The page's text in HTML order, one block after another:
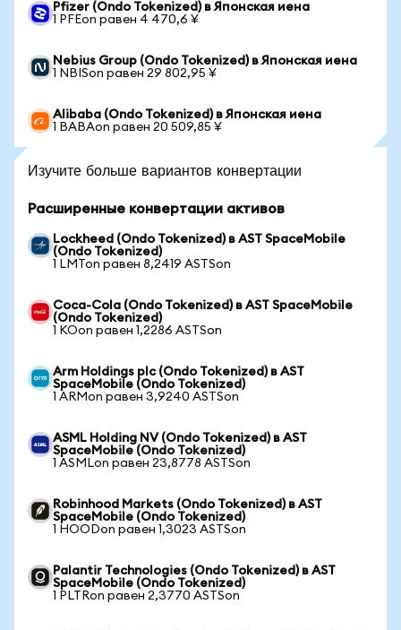
Pfizer (Ondo Tokenized) в Японская иена
1 PFEon равен 4 470,6 ¥
Nebius Group (Ondo Tokenized) в Японская иена
1 NBISon равен 29 802,95 ¥
Alibaba (Ondo Tokenized) в Японская иена
1 BABAon равен 20 509,85 ¥
Изучите больше вариантов конвертации
Расширенные конвертации активов
Lockheed (Ondo Tokenized) в AST SpaceMobile
(Ondo Tokenized)
1 LMTon равен 8,2419 ASTSon
Coca-Cola (Ondo Tokenized) в AST SpaceMobile
(Ondo Tokenized)
1 KOon равен 1,2286 ASTSon
Arm Holdings plc (Ondo Tokenized) в AST
SpaceMobile (Ondo Tokenized)
1 ARMon равен 3,9240 ASTSon
ASML Holding NV (Ondo Tokenized) в AST
SpaceMobile (Ondo Tokenized)
1 ASMLon равен 23,8778 ASTSon
Robinhood Markets (Ondo Tokenized) в AST
SpaceMobile (Ondo Tokenized)
1 HOODon равен 1,3023 ASTSon
Palantir Technologies (Ondo Tokenized) в AST
SpaceMobile (Ondo Tokenized)
1 PLTRon равен 2,3770 ASTSon